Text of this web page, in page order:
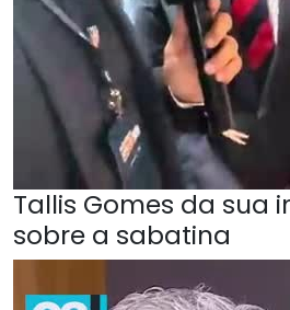
Tallis Gomes da sua
sobre a sabatina